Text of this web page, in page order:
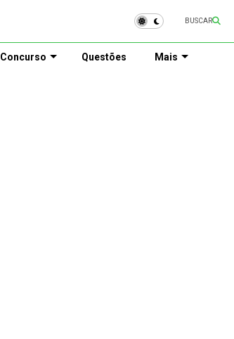
BUSCAR
Concurso Questões Mais